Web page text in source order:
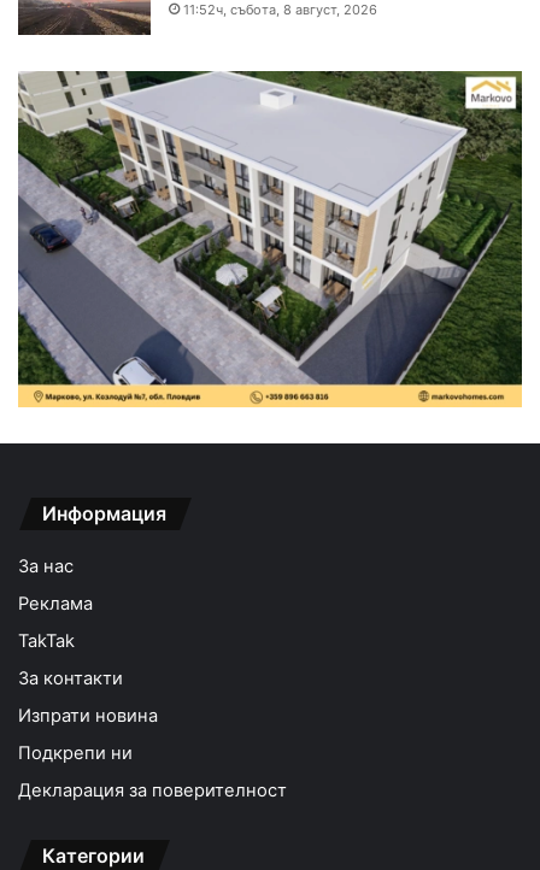
11:52ч, събота, 8 август, 2026
Информация
За нас
Реклама
TakTak
За контакти
Изпрати новина
Подкрепи ни
Декларация за поверителност
Категории